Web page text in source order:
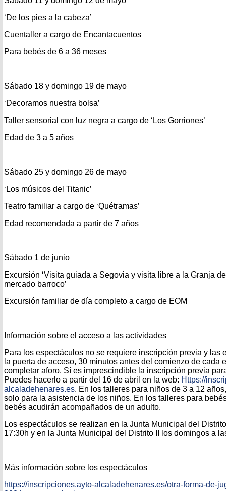
‘De los pies a la cabeza’
Cuentaller a cargo de Encantacuentos
Para bebés de 6 a 36 meses
Sábado 18 y domingo 19 de mayo
‘Decoramos nuestra bolsa’
Taller sensorial con luz negra a cargo de ‘Los Gorriones’
Edad de 3 a 5 años
Sábado 25 y domingo 26 de mayo
‘Los músicos del Titanic’
Teatro familiar a cargo de ‘Quétramas’
Edad recomendada a partir de 7 años
Sábado 1 de junio
Excursión ‘Visita guiada a Segovia y visita libre a la Granja
mercado barroco’
Excursión familiar de día completo a cargo de EOM
Información sobre el acceso a las actividades
Para los espectáculos no se requiere inscripción previa y las
la puerta de acceso, 30 minutos antes del comienzo de cada
completar aforo. Sí es imprescindible la inscripción previa
Puedes hacerlo a partir del 16 de abril en la web: Https://
alcaladehenares.es. En los talleres para niños de 3 a 12
solo para la asistencia de los niños. En los talleres para
bebés acudirán acompañados de un adulto.
Los espectáculos se realizan en la Junta Municipal del
17:30h y en la Junta Municipal del Distrito II los domingos a
Más información sobre los espectáculos
https://inscripciones.ayto-alcaladehenares.es/otra-forma-de-